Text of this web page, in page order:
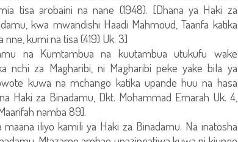
tisa arobaini na nane (1948). [Dhana ya Haki za
kwa mwandishi Haadi Mahmoud, Taarifa katika
kumi na tisa (419) Uk. 3]
na Kumtambua na kuutambua utukufu wake
nchi za Magharibi, ni Magharibi peke yake bila ya
kuwa na mchango katika upande huu na hasa
Haki za Binadamu, Dkt. Mohammad Emarah Uk. 4,
namba 89].
iliyo kamili ya Haki za Binadamu. Na inatosha